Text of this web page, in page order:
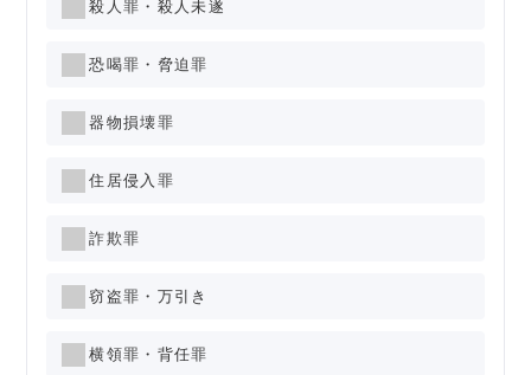
殺人罪・殺人未遂
恐喝罪・脅迫罪
器物損壊罪
住居侵入罪
詐欺罪
窃盗罪・万引き
横領罪・背任罪